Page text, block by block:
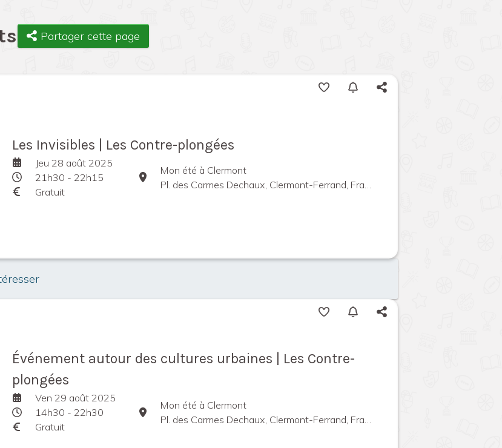
Partager cette page
Les Invisibles | Les Contre-plongées
Jeu 28 août 2025
21h30 - 22h15
Gratuit
Mon été à Clermont
Pl. des Carmes Dechaux, Clermont-Ferrand, France
Événement autour des cultures urbaines | Les Contre-
plongées
Ven 29 août 2025
14h30 - 22h30
Gratuit
Mon été à Clermont
Pl. des Carmes Dechaux, Clermont-Ferrand, France